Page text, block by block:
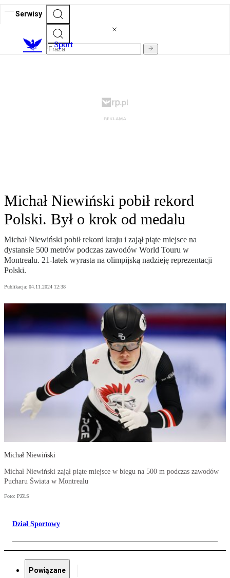
Serwisy
Sport
Michał Niewiński pobił rekord
Polski. Był o krok od medalu
Michał Niewiński pobił rekord kraju i zajął piąte miejsce na
dystansie 500 metrów podczas zawodów World Touru w
Montrealu. 21-latek wyrasta na olimpijską nadzieję reprezentacji
Polski.
Publikacja: 04.11.2024 12:38
Michał Niewiński
Michał Niewiński zajął piąte miejsce w biegu na 500 m podczas zawodów
Pucharu Świata w Montrealu
Foto: PZŁS
Dział Sportowy
Powiązane